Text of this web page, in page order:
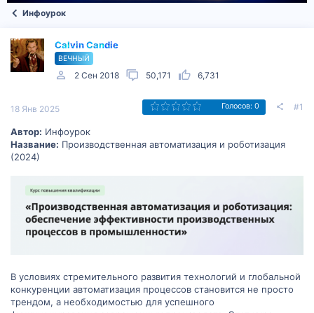
Инфоурок
Calvin Candie
ВЕЧНЫЙ
2 Сен 2018 50,171 6,731
18 Янв 2025 Голосов: 0 #1
Автор: Инфоурок
Название: Производственная автоматизация и роботизация
(2024)
В условиях стремительного развития технологий и глобальной
конкуренции автоматизация процессов становится не просто
трендом, а необходимостью для успешного